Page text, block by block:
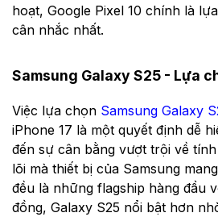
hoạt, Google Pixel 10 chính là
cân nhắc nhất.
Samsung Galaxy S25 - Lựa
Việc lựa chọn Samsung Galaxy
iPhone 17 là một quyết định dễ
đến sự cân bằng vượt trội về
lõi mà thiết bị của Samsung
đều là những flagship hàng đầu
đồng, Galaxy S25 nổi bật hơn